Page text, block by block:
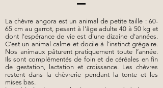
La chèvre angora est un animal de petite taille : 60-
65 cm au garrot, pesant à l'âge adulte 40 à 50 kg et
dont l'espérance de vie est d'une dizaine d'années.
C’est un animal calme et docile à l’instinct grégaire.
Nos animaux pâturent pratiquement toute l’année.
Ils sont complémentés de foin et de céréales en fin
de gestation, lactation et croissance. Les chèvres
restent dans la chèvrerie pendant la tonte et les
mises bas.